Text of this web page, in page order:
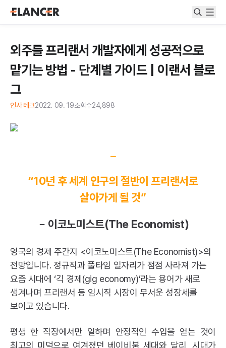
외주를 프리랜서 개발자에게 성공적으로
맡기는 방법 - 단계별 가이드 | 이랜서 블로
그
인사 테크2022. 09. 19조회수24,898
⎼
“10년 후 세계 인구의 절반이 프리랜서로
살아가게 될 것”
﹣이코노미스트(The Economist)
영국의 경제 주간지 <이코노미스트(The Economist)>의
전망입니다. 정규직과 풀타임 일자리가 점점 사라져 가는
요즘 시대에 ‘긱 경제(gig economy)’라는 용어가 새로
생겨나며 프리랜서 등 임시직 시장이 무서운 성장세를
보이고 있습니다.
평생 한 직장에서만 일하며 안정적인 수입을 얻는 것이
최고의 미덕으로 여겨졌던 베이비붐 세대와 달리, 시대가